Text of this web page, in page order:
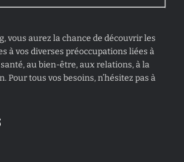
vous aurez la chance de découvrir les
à vos diverses préoccupations liées à
au bien-être, aux relations, à la
Pour tous vos besoins, n’hésitez pas à